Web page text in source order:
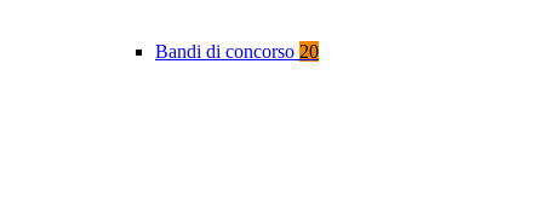
Bandi di concorso 20